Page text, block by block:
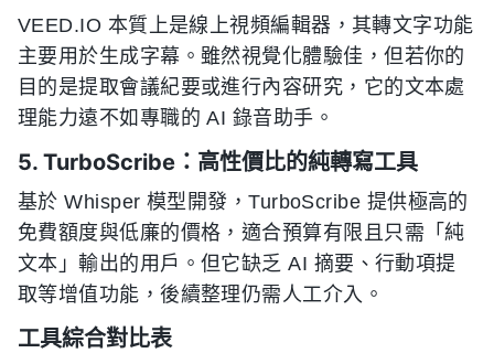
VEED.IO 本質上是線上視頻編輯器，其轉文字功能
主要用於生成字幕。雖然視覺化體驗佳，但若你的
目的是提取會議紀要或進行內容研究，它的文本處
理能力遠不如專職的 AI 錄音助手。
5. TurboScribe：高性價比的純轉寫工具
基於 Whisper 模型開發，TurboScribe 提供極高的
免費額度與低廉的價格，適合預算有限且只需「純
文本」輸出的用戶。但它缺乏 AI 摘要、行動項提
取等增值功能，後續整理仍需人工介入。
工具綜合對比表